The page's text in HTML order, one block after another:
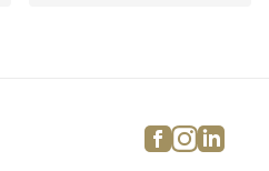
facebook